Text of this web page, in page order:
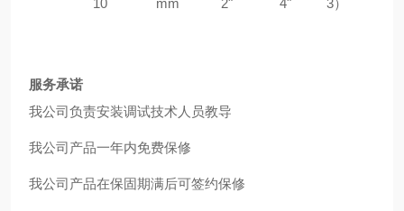
10
mm
2"
4"
3）
服务承诺
我公司负责安装调试技术人员教导
我公司产品一年内免费保修
我公司产品在保固期满后可签约保修